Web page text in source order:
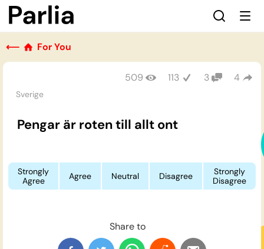
⟵ For You
Sverige
509 113 3 4
Pengar är roten till allt ont
Strongly
Agree
Agree Neutral Disagree
Strongly
Disagree
Share to